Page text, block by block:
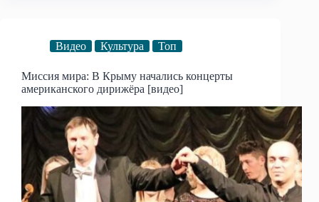
Видео Культура Топ
Миссия мира: В Крыму начались концерты
американского дирижёра [видео]